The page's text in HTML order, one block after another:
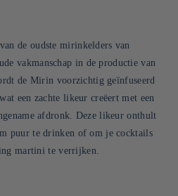
de oudste mirinkelders van
vakmanschap in de productie van
de Mirin voorzichtig geïnfuseerd
een zachte likeur creëert met een
afdronk. Deze likeur onthult
puur te drinken of om je cocktails
martini te verrijken.